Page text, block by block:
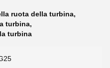
ruota della turbina,
turbina,
turbina